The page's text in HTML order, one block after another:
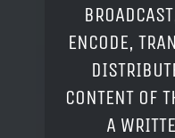
ENCODE,
CONTENT OF
A